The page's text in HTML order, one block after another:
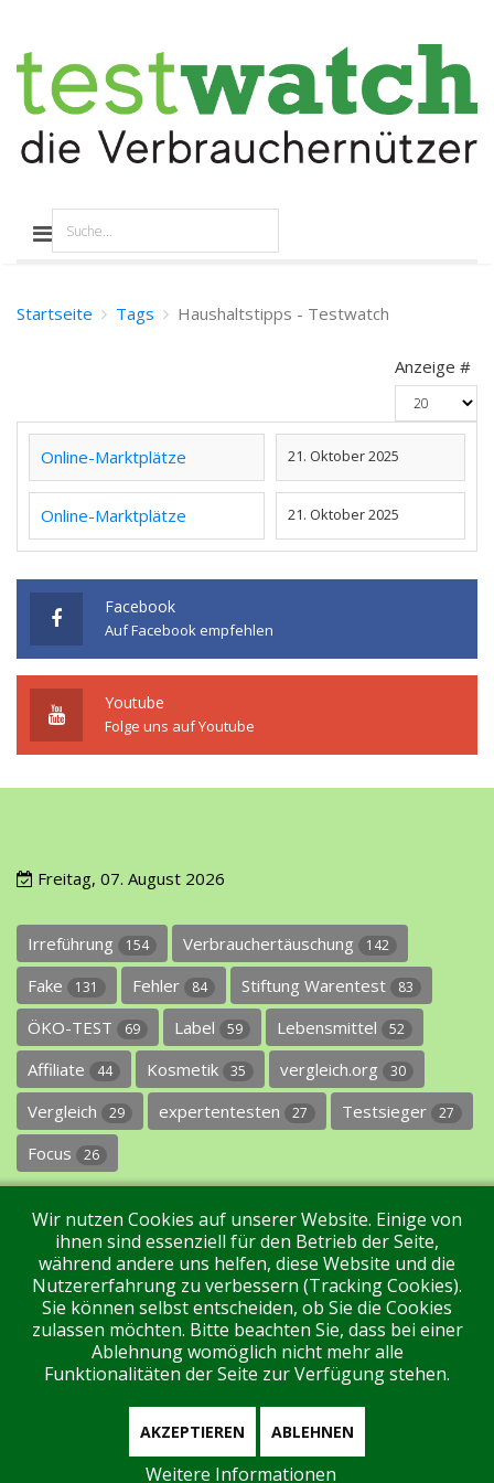
Startseite Tags Haushaltstipps - Testwatch
Anzeige #
Online-Marktplätze 21. Oktober 2025
Online-Marktplätze 21. Oktober 2025
Facebook
Auf Facebook empfehlen
Youtube
Folge uns auf Youtube
Freitag, 07. August 2026
Irreführung 154 Verbrauchertäuschung 142
Fake 131 Fehler 84 Stiftung Warentest 83
ÖKO-TEST 69 Label 59 Lebensmittel 52
Affiliate 44 Kosmetik 35 vergleich.org 30
Vergleich 29 expertentesten 27 Testsieger 27
Focus 26
Impressum Datenschutz Über uns Kontakt
Tags Unterstützen Sie uns! Login
Aktuell sind 209 Gäste und keine Mitglieder online
Wir nutzen Cookies auf unserer Website. Einige von
ihnen sind essenziell für den Betrieb der Seite,
während andere uns helfen, diese Website und die
Nutzererfahrung zu verbessern (Tracking Cookies).
Sie können selbst entscheiden, ob Sie die Cookies
zulassen möchten. Bitte beachten Sie, dass bei einer
Ablehnung womöglich nicht mehr alle
Funktionalitäten der Seite zur Verfügung stehen.
AKZEPTIEREN ABLEHNEN
Weitere Informationen